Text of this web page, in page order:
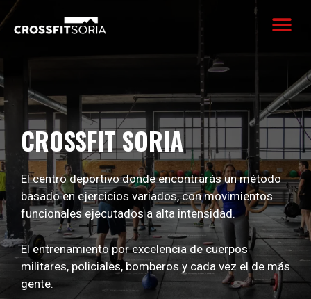
CROSSFIT SORIA
El centro deportivo donde encontrarás un método
basado en ejercicios variados, con movimientos
funcionales ejecutados a alta intensidad.
El entrenamiento por excelencia de cuerpos
militares, policiales, bomberos y cada vez el de más
gente.